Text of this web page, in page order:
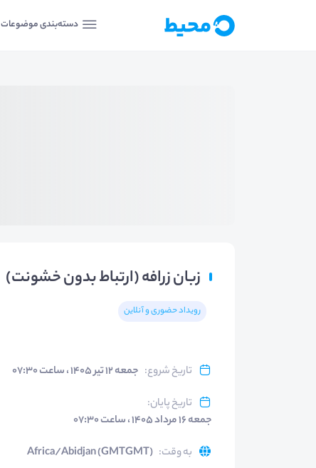
دسته‌بندی موضوعات
زبان زرافه (ارتباط بدون خشونت)
رویداد حضوری و آنلاین
تاریخ شروع: جمعه ۱۲ تیر ۱۴۰۵ ، ساعت ۰۷:۳۰
تاریخ پایان:
جمعه ۱۶ مرداد ۱۴۰۵ ، ساعت ۰۷:۳۰
به وقت:
Africa/Abidjan (GMTGMT)